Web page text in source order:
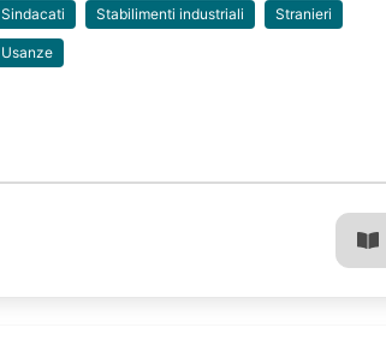
Sindacati Stabilimenti industriali Stranieri
Usanze